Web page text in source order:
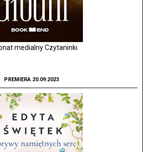
medialny Czytaninki
PREMIERA 20.09.2023